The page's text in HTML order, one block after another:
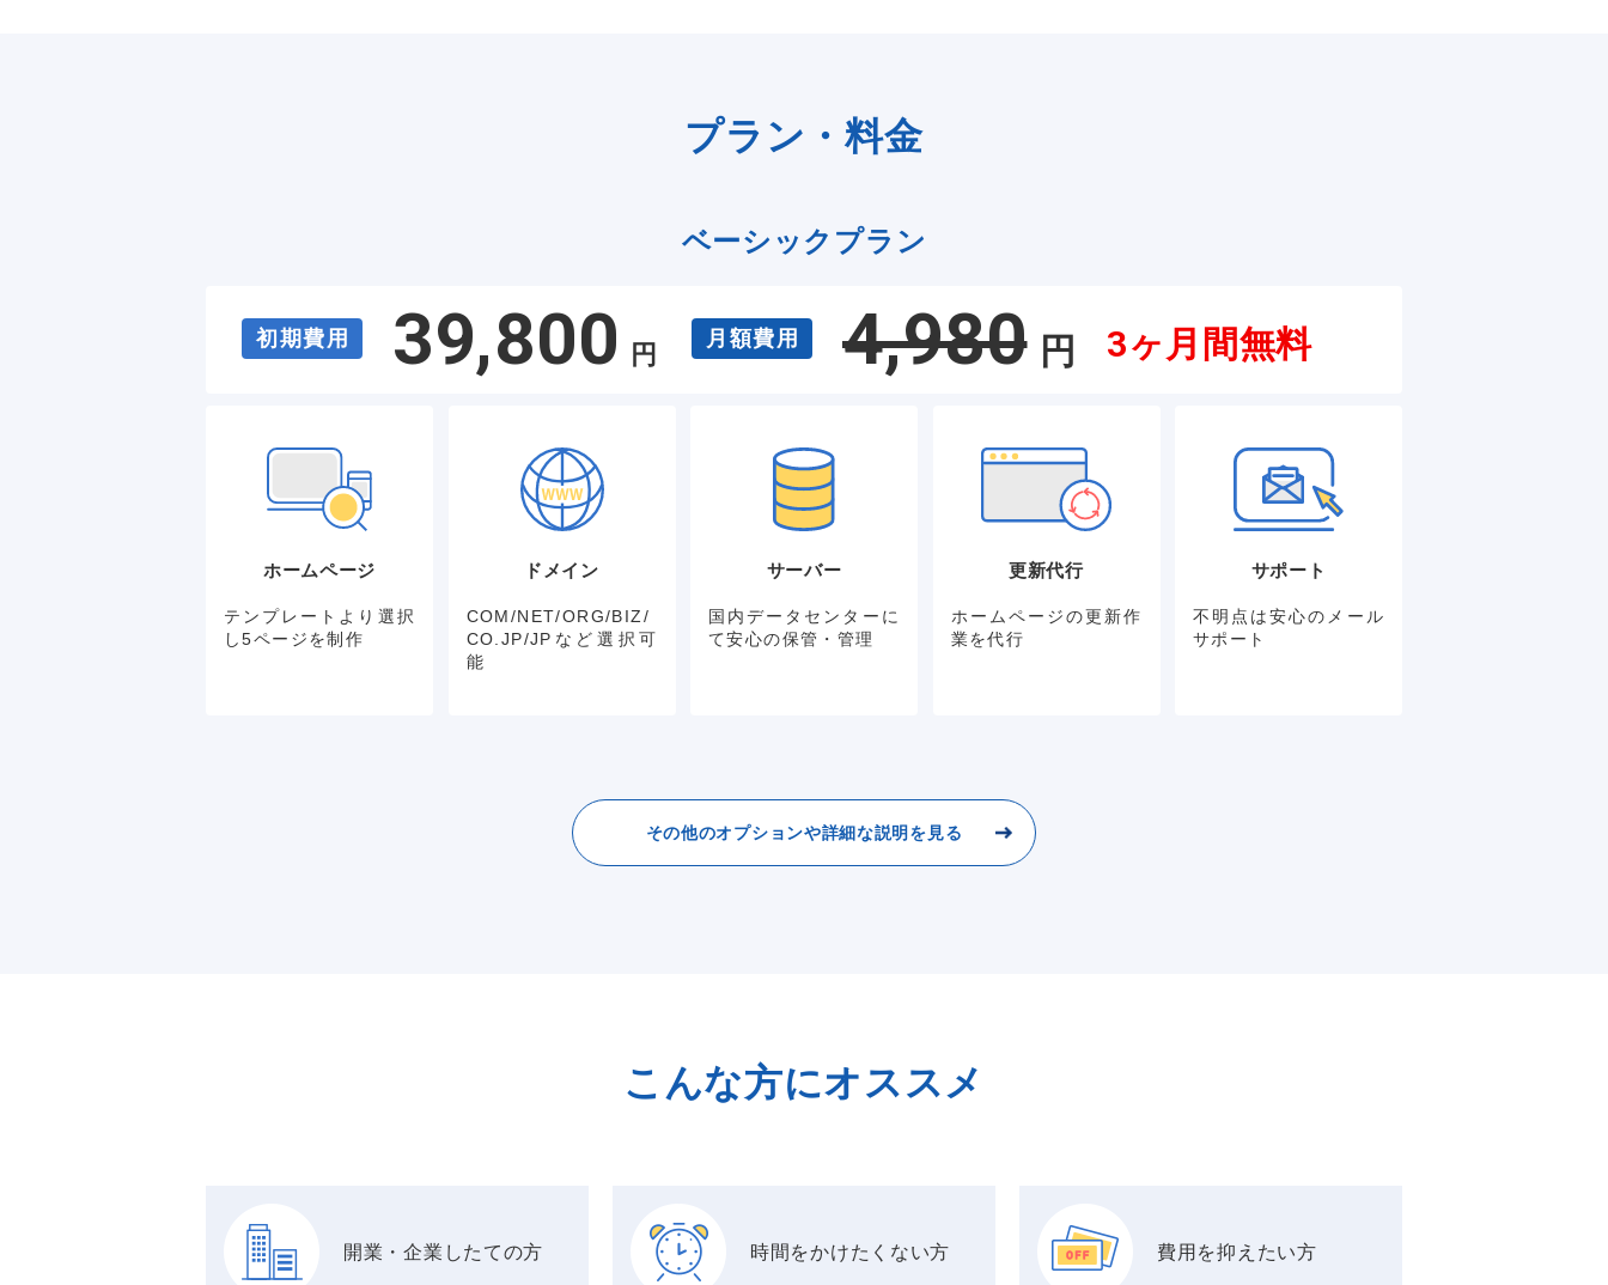
プラン・料金
ベーシックプラン
初期費用 39,800 円
月額費用 4,980 円 3ヶ月間無料
ホームページ
テンプレートより選択
し5ページを制作
ドメイン
COM/NET/ORG/BIZ/
CO.JP/JPなど選択可
能
サーバー
国内データセンターに
て安心の保管・管理
更新代行
ホームページの更新作
業を代行
サポート
不明点は安心のメール
サポート
その他のオプションや詳細な説明を見る
こんな方にオススメ
開業・企業したての方 時間をかけたくない方 費用を抑えたい方